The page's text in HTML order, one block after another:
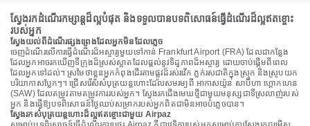
ស្វែងរកដំណើរកម្សាន្តដ៏ល្អបំផុត និងទទួលបានបទពិសោធន៍ធ្វើដំណើរដ៏ល្អឥតខ្ចោះ
របស់អ្នក
ស្វែងយល់ពីដំណើរផ្សងព្រេងដែលអ្នកមិនដែលភ្លេច
ចេញដំណើរលើការធ្វើដំណើរដ៏អស្ចារ្យមួយទៅកាន់ Frankfurt Airport (FRA) ដែលជាកន្លែង
ដែលអ្នកអាចរកឃើញទីក្រុងដ៏ស្រស់ស្អាតដែលផ្តល់នូវទិដ្ឋភាពដ៏អស្ចារ្យ ដោយចាប់ផ្តើមពីពេល
ដែលអ្នកទៅដល់។ ស្រមៃថាខ្លួនអ្នកកំពុងដើរតាមផ្លូវដ៏រស់រវើក ភ្លក់រសជាតិក្នុងស្រុក និងស្រូបយក
បរិយាកាសប្លែកៗ។ ជ្រើសរើសសំបុត្រយន្តហោះដែលសមរម្យពី អាកាសយ៉ូន សាប៊ីហា ហ្គោកហេន
(SAW) ដែលតម្រូវតាមតម្រូវការរបស់អ្នក។ ស្វែងរកជើងមេឃថ្មីជាមួយមនុស្សជាទីស្រលាញ់របស់
អ្នក និងធ្វើឱ្យបទពិសោធន៍ថ្ងៃឈប់សម្រាករបស់អ្នកពិតជាមិនអាចបំភ្លេចបាន។
ស្វែងរកសំបុត្រយន្តហោះដ៏ល្អឥតខ្ចោះជាមួយ Airpaz